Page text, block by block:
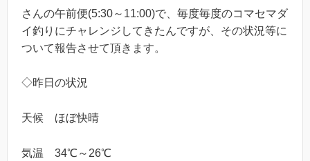
さんの午前便(5:30～11:00)で、毎度毎度のコマセマダ
イ釣りにチャレンジしてきたんですが、その状況等に
ついて報告させて頂きます。
◇昨日の状況
天候 ほぼ快晴
気温 34℃～26℃